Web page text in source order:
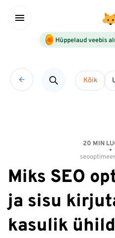
Hüppelaud veebis
Kõik
20 MIN
seo
Miks SEO
ja sisu
kasulik